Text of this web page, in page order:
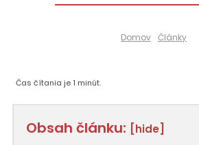
Domov Články
Čas čítania je 1 minút.
Obsah článku: [hide]